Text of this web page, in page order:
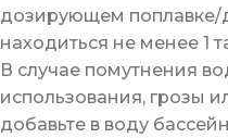
дозирующем поплавке/
находиться не менее 1
В случае помутнения
использования, грозы
добавьте в воду